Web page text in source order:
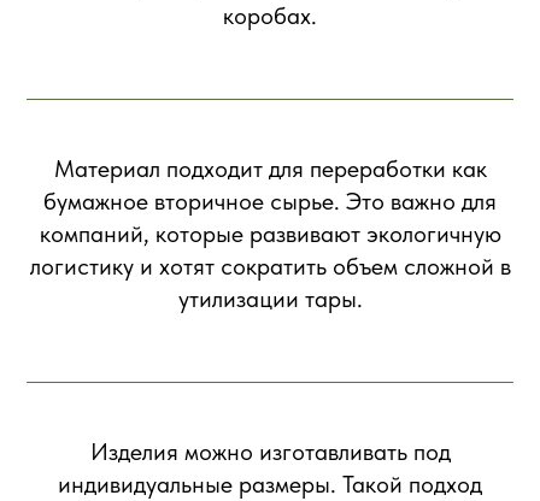
коробах.
Материал подходит для переработки как
бумажное вторичное сырье. Это важно для
компаний, которые развивают экологичную
логистику и хотят сократить объем сложной в
утилизации тары.
Изделия можно изготавливать под
индивидуальные размеры. Такой подход